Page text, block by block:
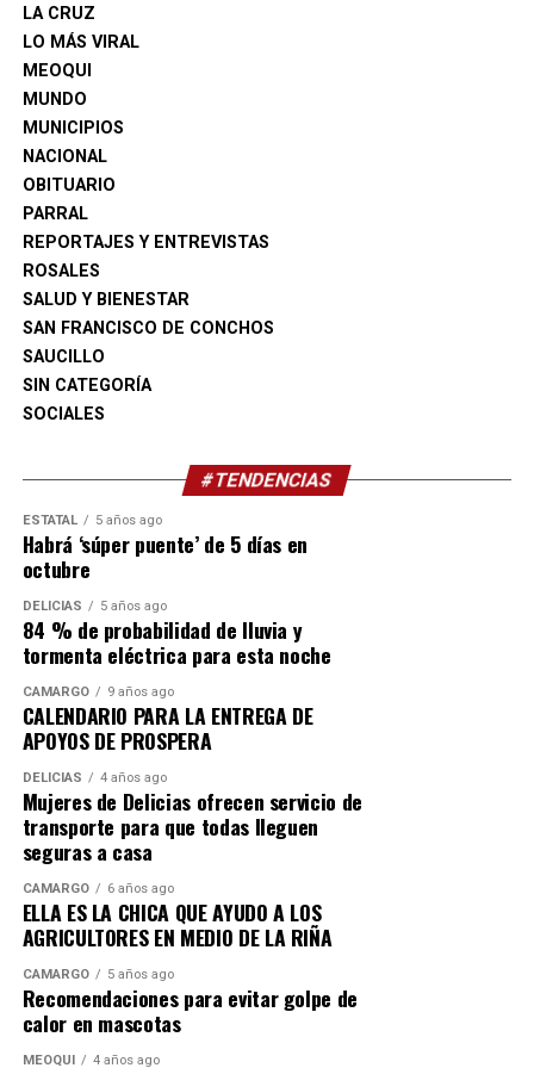
precauciones ante las altas temperaturas.
Con información de López-Dóriga Digital
LA CRUZ
LO MÁS VIRAL
MEOQUI
MUNDO
MUNICIPIOS
NACIONAL
OBITUARIO
PARRAL
REPORTAJES Y ENTREVISTAS
ROSALES
SALUD Y BIENESTAR
SAN FRANCISCO DE CONCHOS
SAUCILLO
SIN CATEGORÍA
SOCIALES
#TENDENCIAS
ESTATAL 5 años ago
Habrá ‘súper puente’ de 5 días en
octubre
DELICIAS 5 años ago
84 % de probabilidad de lluvia y
tormenta eléctrica para esta noche
CAMARGO 9 años ago
CALENDARIO PARA LA ENTREGA DE
APOYOS DE PROSPERA
DELICIAS 4 años ago
Mujeres de Delicias ofrecen servicio de
transporte para que todas lleguen
seguras a casa
CAMARGO 6 años ago
ELLA ES LA CHICA QUE AYUDO A LOS
AGRICULTORES EN MEDIO DE LA RIÑA
CAMARGO 5 años ago
Recomendaciones para evitar golpe de
calor en mascotas
MEOQUI 4 años ago